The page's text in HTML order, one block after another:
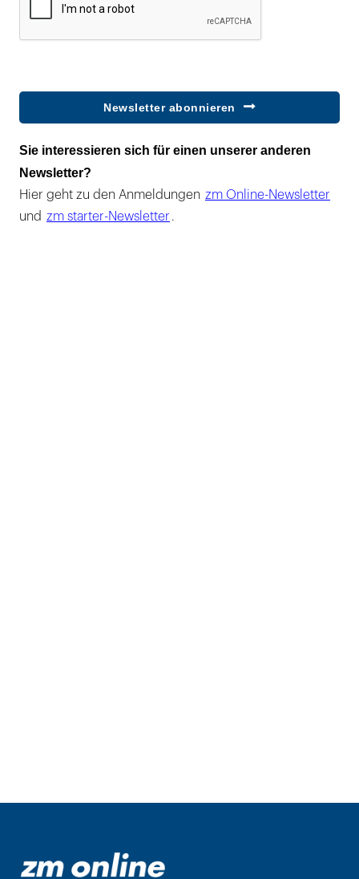
Newsletter abonnieren
Sie interessieren sich für einen unserer anderen
Newsletter?
Hier geht zu den Anmeldungen zm Online-Newsletter
und zm starter-Newsletter .